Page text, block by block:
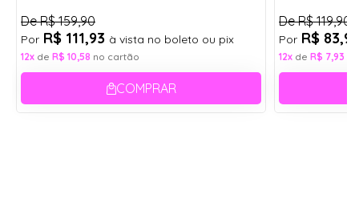
DeR$ 159,90
Por R$ 111,93 à vista no boleto ou pix
12x de R$ 10,58 no cartão
COMPRAR
DeR$ 119,90
Por R$
12x de R$ 7,93